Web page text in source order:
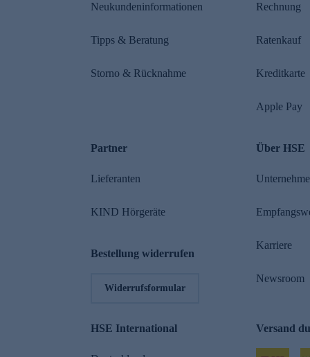
Neukundeninformationen
Tipps & Beratung
Storno & Rücknahme
Rechnung
Ratenkauf
Kreditkarte
Apple Pay
Partner
Lieferanten
KIND Hörgeräte
Bestellung widerrufen
Widerrufsformular
Über HSE
Karriere
Newsroom
HSE International Versand